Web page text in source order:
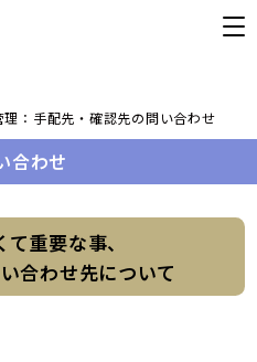
理：手配先・確認先の問い合わせ
合わせ
重要な事、
合わせ先について